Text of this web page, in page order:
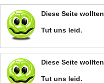
Diese Seite
Tut uns leid.
Diese Seite
Tut uns leid.